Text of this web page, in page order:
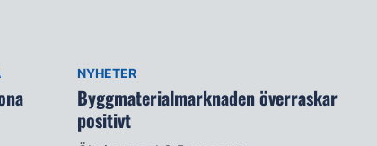
NYHETER
Byggmaterialmarknaden överraskar
positivt